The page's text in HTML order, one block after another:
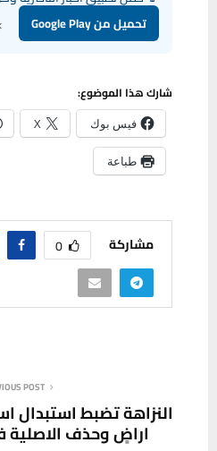
تحميل من Google Play
شارك هذا الموضوع:
فيس بوك X
طباعة
مشاركة 0
POST
النزاهة تضبط
اراضٍ وحذف الاصلية